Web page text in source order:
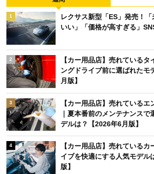
1
レクサス新型「ES」発売！
いい」「価格が高すぎる」
2
【カー用品店】売れているタ
ングドライブ前に選ばれたモ
月版】
3
【カー用品店】売れている
｜夏本番前のメンテナンス
デルは？【2026年6月版】
4
【カー用品店】売れているカ
イブを快適にする人気モデル
版】